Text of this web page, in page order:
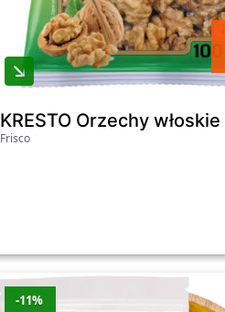
KRESTO Orzechy włoskie
Frisco
-11%